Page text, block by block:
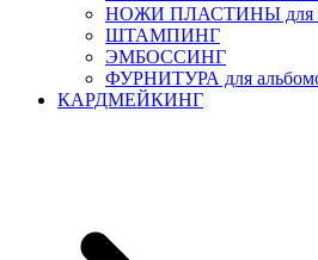
НОЖИ ПЛАСТИНЫ для
ШТАМПИНГ
ЭМБОССИНГ
ФУРНИТУРА для
КАРДМЕЙКИНГ